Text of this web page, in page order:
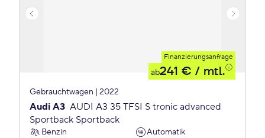
Finanzierungsanfrage
ab241 € / mtl.
Gebrauchtwagen | 2022
Audi A3 AUDI A3 35 TFSI S tronic advanced
Sportback Sportback
Benzin
Automatik